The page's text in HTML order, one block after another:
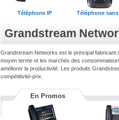
Téléphone IP Téléphone
Grandstream
Grandstream Networks est le principal fabricant
moyen terme et les marchés des
améliorer la productivité. Les produits
compétitivité-prix.
En Promos